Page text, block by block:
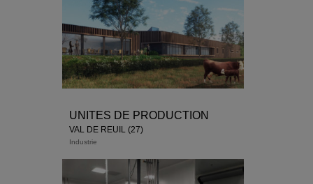
UNITES DE PRODUCTION
VAL DE REUIL (27)
Industrie